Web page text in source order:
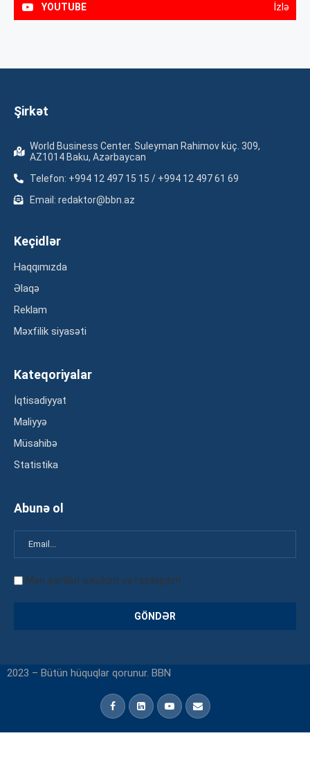
YOUTUBE İzlə
Şirkət
World Business Center. Suleyman Rahimov küç. 309,
AZ1014 Baku, Azərbaycan
Telefon: +994 12 497 15 15 / +994 12 497 61 69
Email: redaktor@bbn.az
Keçidlər
Haqqımızda
Əlaqə
Reklam
Məxfilik siyasəti
Kateqoriyalar
İqtisadiyyat
Maliyyə
Müsahibə
Statistika
Abunə ol
Mən şərtləri oxudum və razılaşdım
2023 – Bütün hüquqlar qorunur. BBN